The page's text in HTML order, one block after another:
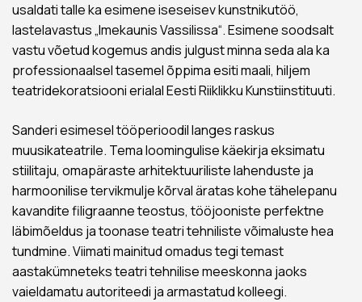
usaldati talle ka esimene iseseisev kunstnikutöö,
lastelavastus „Imekaunis Vassilissa“. Esimene soodsalt
vastu võetud kogemus andis julgust minna seda ala ka
professionaalsel tasemel õppima esiti maali, hiljem
teatridekoratsiooni erialal Eesti Riiklikku Kunstiinstituuti.
Sanderi esimesel tööperioodil langes raskus
muusikateatrile. Tema loomingulise käekirja eksimatu
stiilitaju, omapäraste arhitektuuriliste lahenduste ja
harmoonilise tervikmulje kõrval äratas kohe tähelepanu
kavandite filigraanne teostus, tööjooniste perfektne
läbimõeldus ja toonase teatri tehniliste võimaluste hea
tundmine. Viimati mainitud omadus tegi temast
aastakümneteks teatri tehnilise meeskonna jaoks
vaieldamatu autoriteedi ja armastatud kolleegi.